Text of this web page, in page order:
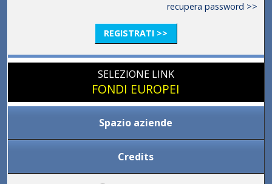
recupera password >>
REGISTRATI >>
SELEZIONE LINK
FONDI EUROPEI
Spazio aziende
Credits